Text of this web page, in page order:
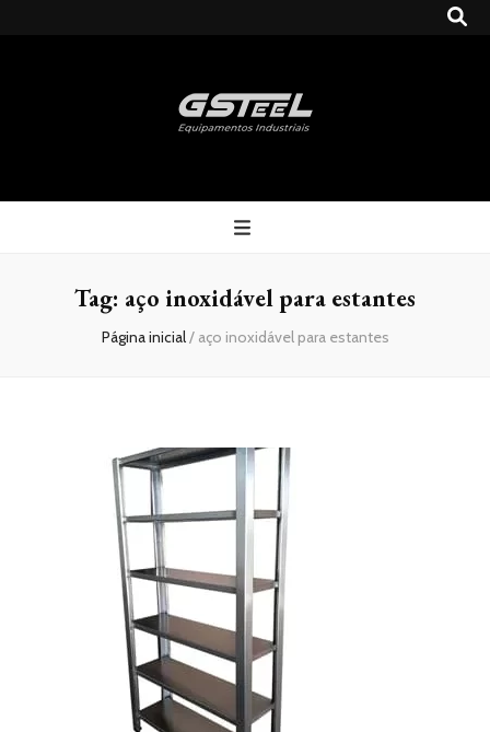
Gsteel
Tag: aço inoxidável para estantes
Página inicial/ aço inoxidável para estantes